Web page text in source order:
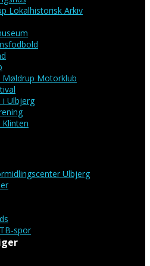
Lokalhistorisk Arkiv
Møldrup Motorklub
i Ulbjerg
Ulbjerg
spor